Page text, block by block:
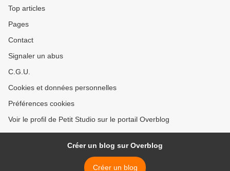
Top articles
Pages
Contact
Signaler un abus
C.G.U.
Cookies et données personnelles
Préférences cookies
Voir le profil de Petit Studio sur le portail Overblog
Créer un blog sur Overblog
Créer un blog